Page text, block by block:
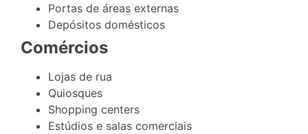
Portas de áreas externas
Depósitos domésticos
Comércios
Lojas de rua
Quiosques
Shopping centers
Estúdios e salas comerciais